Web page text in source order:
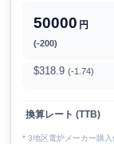
50000 円
(-200)
$318.9 (-1.74)
換算レート (TTB)
* 3地区電炉メーカー購入